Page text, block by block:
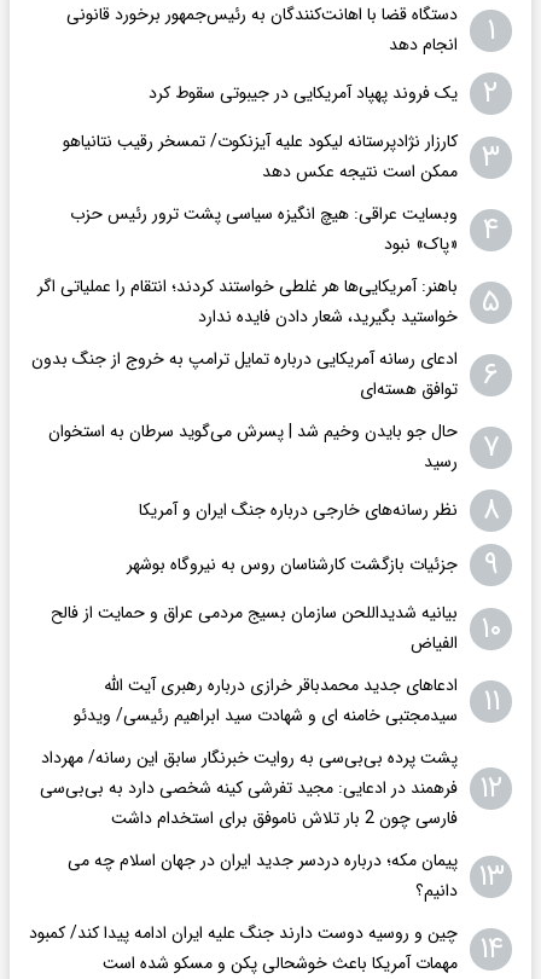
۱
دستگاه قضا با اهانت‌کنندگان به رئیس‌جمهور برخورد قانونی
انجام دهد
۲ یک فروند پهپاد آمریکایی در جیبوتی سقوط کرد
۳
کارزار نژادپرستانه لیکود علیه آیزنکوت/ تمسخر رقیب نتانیاهو
ممکن است نتیجه عکس دهد
۴
وبسایت عراقی: هیچ انگیزه سیاسی پشت ترور رئیس حزب
«پاک» نبود
۵
باهنر: آمریکایی‌ها هر غلطی خواستند کردند؛ انتقام را عملیاتی اگر
خواستید بگیرید، شعار دادن فایده ندارد
۶
ادعای رسانه آمریکایی درباره تمایل ترامپ به خروج از جنگ بدون
توافق هسته‌ای
۷
حال جو بایدن وخیم شد | پسرش می‌گوید سرطان به استخوان
رسید
۸ نظر رسانه‌های خارجی درباره جنگ ایران و آمریکا
۹ جزئیات بازگشت کارشناسان روس به نیروگاه بوشهر
۱۰
بیانیه شدیداللحن سازمان بسیج مردمی عراق و حمایت از فالح
الفیاض
۱۱
ادعاهای جدید محمدباقر خرازی درباره رهبری آیت الله
سیدمجتبی خامنه ای و شهادت سید ابراهیم رئیسی/ ویدئو
۱۲
پشت پرده بی‌بی‌سی به روایت خبرنگار سابق این رسانه/ مهرداد
فرهمند در ادعایی: مجید تفرشی کینه شخصی دارد به بی‌بی‌سی
فارسی چون 2 بار تلاش ناموفق برای استخدام داشت
۱۳
پیمان مکه؛ درباره دردسر جدید ایران در جهان اسلام چه می
دانیم؟
۱۴
چین و روسیه دوست دارند جنگ علیه ایران ادامه پیدا کند/ کمبود
مهمات آمریکا باعث خوشحالی پکن و مسکو شده است